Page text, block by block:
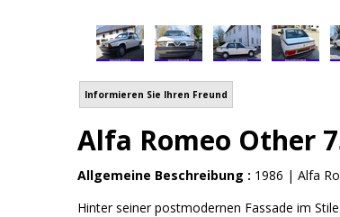
Informieren Sie Ihren Freund
Alfa Romeo Other
Allgemeine Beschreibung : 1986 | Alfa
Hinter seiner postmodernen Fassade im